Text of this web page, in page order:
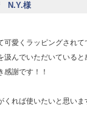
N.Y.様
愛くラッピングされ
んでいただいている
謝です！！
くれば使いたいと思いま